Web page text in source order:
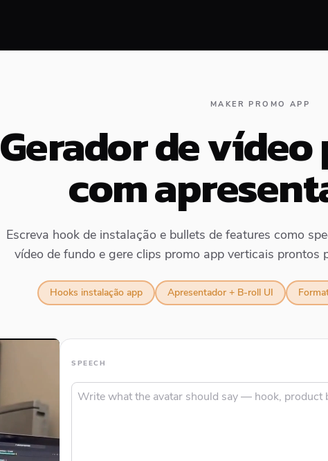
MAKER PROMO APP
Gerador de
com
Escreva hook de instalação e bullets de features como
vídeo de fundo e gere clips promo app verticais prontos
Hooks instalação app Apresentador + B-roll UI
SPEECH